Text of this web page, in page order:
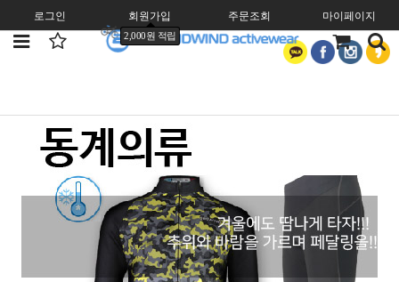
로그인 회원가입
2,000원 적립
주문조회 마이페이지